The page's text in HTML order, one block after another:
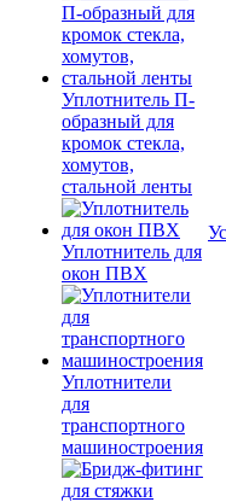
Уплотнитель П-
образный для
кромок стекла,
хомутов,
стальной ленты
Уплотнитель для
окон ПВХ
Уплотнители
для
транспортного
машиностроения